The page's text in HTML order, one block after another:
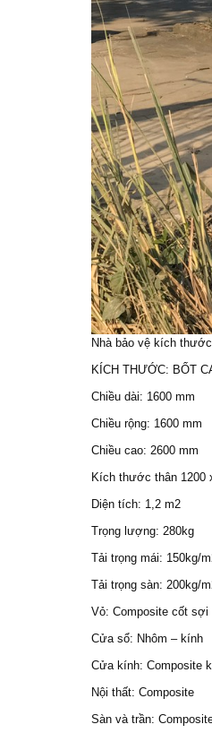
Nhà bảo vệ kích
KÍCH THƯỚC: BỐT
Chiều dài: 1600 mm
Chiều rộng: 1600 mm
Chiều cao: 2600 mm
Kích thước thân 1200
Diện tích: 1,2 m2
Trọng lượng: 280kg
Tải trọng mái: 150kg/
Tải trọng sàn: 200kg/
Vỏ: Composite cốt sợi
Cửa sổ: Nhôm – kính
Cửa kính: Composite
Nội thất: Composite
Sàn và trần: